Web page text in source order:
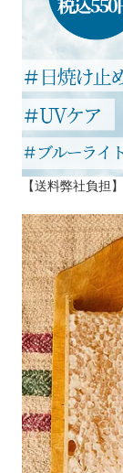
【送料弊社負担